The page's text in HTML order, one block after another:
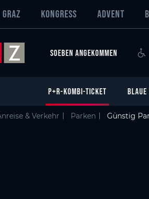
springen
springen
Zentrum
GRAZ KONGRESS ADVENT
SOEBEN ANGEKOMMEN
P+R-KOMBI-TICKET BLAUE
& Verkehr Parken Günstig